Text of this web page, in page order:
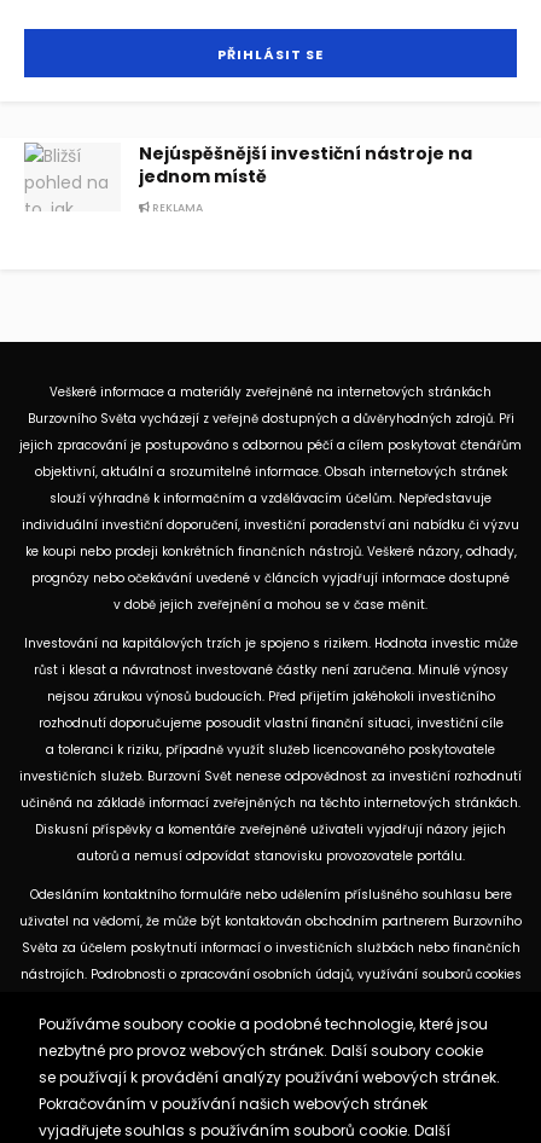
Nejúspěšnější investiční nástroje na
jednom místě
REKLAMA
Veškeré informace a materiály zveřejněné na internetových stránkách
Burzovního Světa vycházejí z veřejně dostupných a důvěryhodných zdrojů. Při
jejich zpracování je postupováno s odbornou péčí a cílem poskytovat čtenářům
objektivní, aktuální a srozumitelné informace. Obsah internetových stránek
slouží výhradně k informačním a vzdělávacím účelům. Nepředstavuje
individuální investiční doporučení, investiční poradenství ani nabídku či výzvu
ke koupi nebo prodeji konkrétních finančních nástrojů. Veškeré názory, odhady,
prognózy nebo očekávání uvedené v článcích vyjadřují informace dostupné
v době jejich zveřejnění a mohou se v čase měnit.
Investování na kapitálových trzích je spojeno s rizikem. Hodnota investic může
růst i klesat a návratnost investované částky není zaručena. Minulé výnosy
nejsou zárukou výnosů budoucích. Před přijetím jakéhokoli investičního
rozhodnutí doporučujeme posoudit vlastní finanční situaci, investiční cíle
a toleranci k riziku, případně využít služeb licencovaného poskytovatele
investičních služeb. Burzovní Svět nenese odpovědnost za investiční rozhodnutí
učiněná na základě informací zveřejněných na těchto internetových stránkách.
Diskusní příspěvky a komentáře zveřejněné uživateli vyjadřují názory jejich
autorů a nemusí odpovídat stanovisku provozovatele portálu.
Odesláním kontaktního formuláře nebo udělením příslušného souhlasu bere
uživatel na vědomí, že může být kontaktován obchodním partnerem Burzovního
Světa za účelem poskytnutí informací o investičních službách nebo finančních
nástrojích. Podrobnosti o zpracování osobních údajů, využívání souborů cookies
dostupných na těchto internetových stránkách. U jednotlivých článků mohou
být uvedeny informace o použitých zdrojích, datu původní analýzy nebo datu,
ke kterému se vztahují uvedené tržní údaje.
Používáme soubory cookie a podobné technologie, které jsou
nezbytné pro provoz webových stránek. Další soubory cookie
se používají k provádění analýzy používání webových stránek.
Pokračováním v používání našich webových stránek
vyjadřujete souhlas s používáním souborů cookie. Další